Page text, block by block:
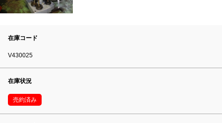
在庫コード
V430025
在庫状況
売約済み